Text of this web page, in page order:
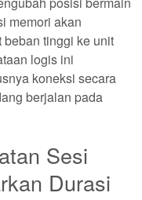
memori akan
tinggi ke unit
logis ini
koneksi secara
berjalan pada
Sesi
Durasi